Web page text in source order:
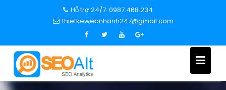
c
Hỗ trợ 24/7: 0987.468.234
thietkewebnhanh247@gmail.com